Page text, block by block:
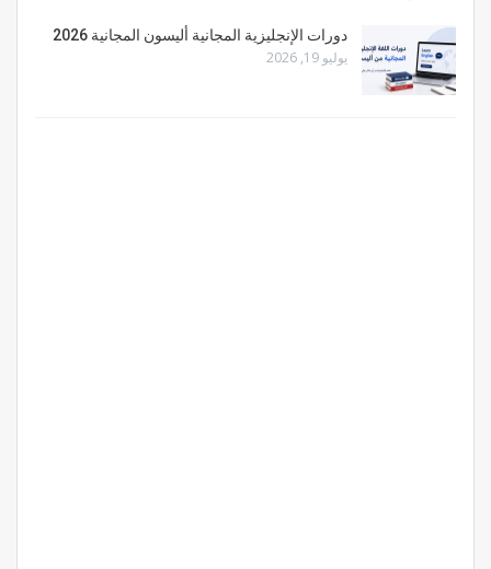
دورات الإنجليزية المجانية أليسون المجانية 2026
يوليو 19, 2026